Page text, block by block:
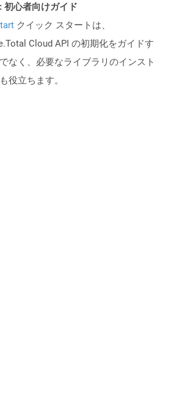
初心者向けガイド
クイック スタートは、
Cloud API の初期化をガイドす
なく、必要なライブラリのインスト
役立ちます。